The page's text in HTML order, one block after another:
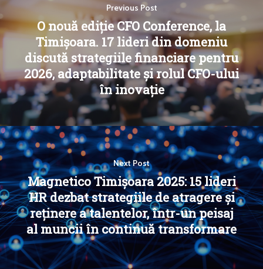
Previous Post
O nouă ediție CFO Conference, la
Timișoara. 17 lideri din domeniu
discută strategiile financiare pentru
2026, adaptabilitate și rolul CFO-ului
în inovație
Next Post
Magnetico Timișoara 2025: 15 lideri
HR dezbat strategiile de atragere și
reținere a talentelor, într-un peisaj
al muncii în continuă transformare